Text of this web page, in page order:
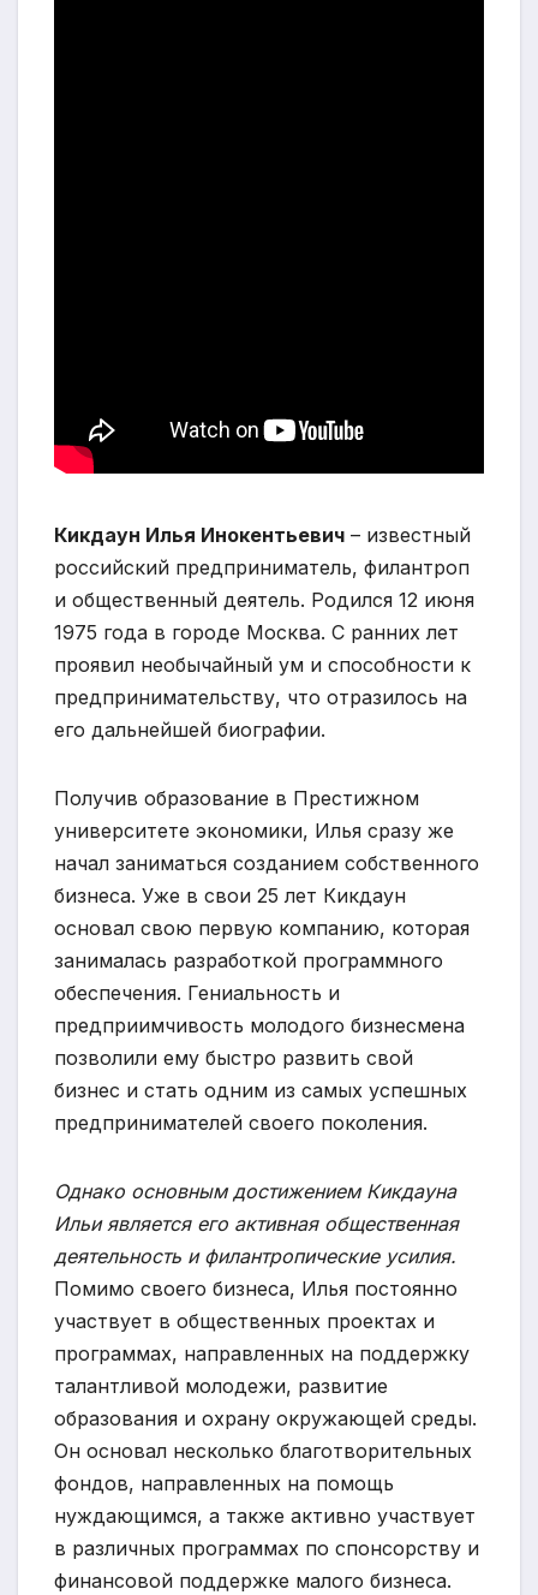
Кикдаун Илья Инокентьевич – известный
российский предприниматель, филантроп
и общественный деятель. Родился 12 июня
1975 года в городе Москва. С ранних лет
проявил необычайный ум и способности к
предпринимательству, что отразилось на
его дальнейшей биографии.
Получив образование в Престижном
университете экономики, Илья сразу же
начал заниматься созданием собственного
бизнеса. Уже в свои 25 лет Кикдаун
основал свою первую компанию, которая
занималась разработкой программного
обеспечения. Гениальность и
предприимчивость молодого бизнесмена
позволили ему быстро развить свой
бизнес и стать одним из самых успешных
предпринимателей своего поколения.
Однако основным достижением Кикдауна
Ильи является его активная общественная
деятельность и филантропические усилия.
Помимо своего бизнеса, Илья постоянно
участвует в общественных проектах и
программах, направленных на поддержку
талантливой молодежи, развитие
образования и охрану окружающей среды.
Он основал несколько благотворительных
фондов, направленных на помощь
нуждающимся, а также активно участвует
в различных программах по спонсорству и
финансовой поддержке малого бизнеса.